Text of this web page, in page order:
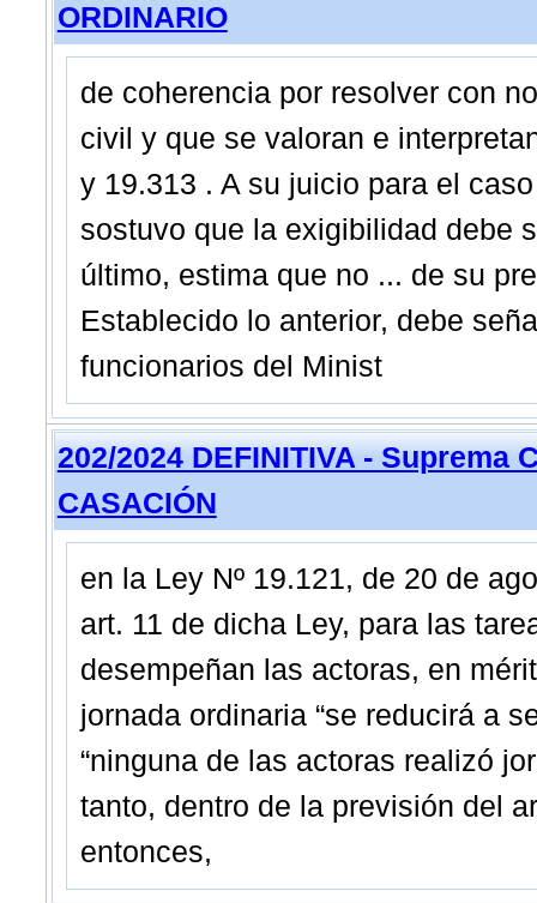
ORDINARIO
de coherencia por resolver con
civil y que se valoran e
y 19.313 . A su juicio para el
sostuvo que la exigibilidad debe
último, estima que no ... de su
Establecido lo anterior, debe
funcionarios del Minist
202/2024 DEFINITIVA - Suprema
CASACIÓN
en la Ley Nº 19.121, de 20 de
art. 11 de dicha Ley, para las
desempeñan las actoras, en
jornada ordinaria “se reducirá a
“ninguna de las actoras realizó
tanto, dentro de la previsión del
entonces,